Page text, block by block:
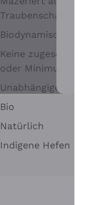
Traubenschalen
Biodynamisch
Keine zugesetzten
oder Minimum
Unabhängige
Bio
Natürlich
Indigene Hefen